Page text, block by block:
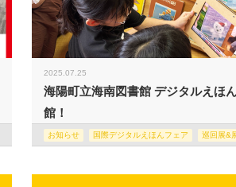
2025.07.25
海陽町立海南図書館 デジタルえほ
館！
お知らせ 国際デジタルえほんフェア 巡回展&